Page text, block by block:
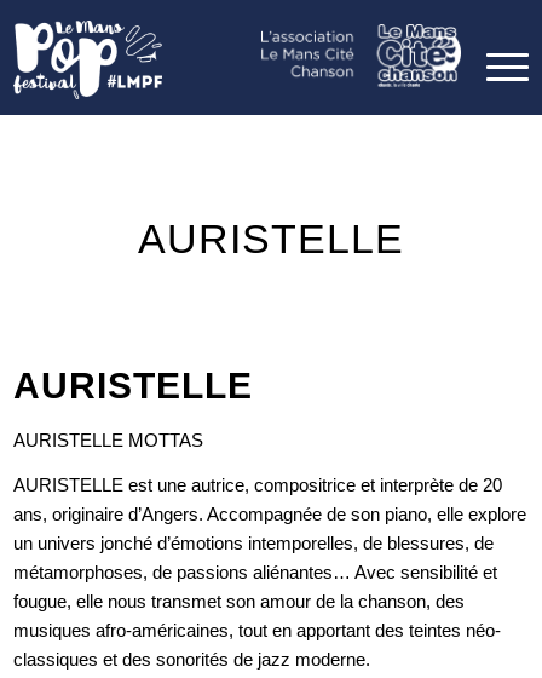
AURISTELLE
AURISTELLE
AURISTELLE MOTTAS
AURISTELLE est une autrice, compositrice et interprète de 20
ans, originaire d’Angers. Accompagnée de son piano, elle explore
un univers jonché d’émotions intemporelles, de blessures, de
métamorphoses, de passions aliénantes… Avec sensibilité et
fougue, elle nous transmet son amour de la chanson, des
musiques afro-américaines, tout en apportant des teintes néo-
classiques et des sonorités de jazz moderne.